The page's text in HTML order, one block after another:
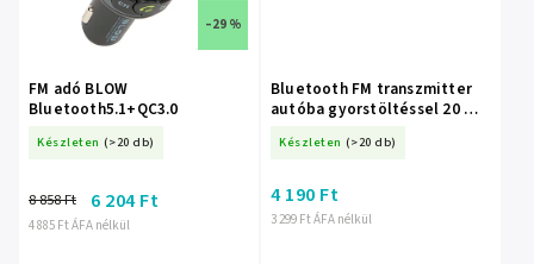
–29 %
FM adó BLOW
Bluetooth5.1+QC3.0
Készleten (>20 db)
4 885 Ft ÁFA nélkül
8 858 Ft 6 204 Ft
Bluetooth FM transzmitter
autóba gyorstöltéssel 20 W –
Készleten (>20 db)
3 299 Ft ÁFA nélkül
4 190 Ft